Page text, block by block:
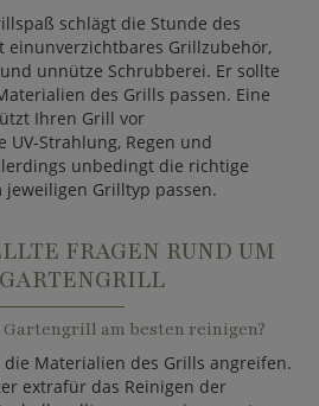
schlägt die Stunde des
einunverzichtbares Grillzubehör,
unnütze Schrubberei. Er sollte
des Grills passen. Eine
Ihren Grill vor
Strahlung, Regen und
unbedingt die richtige
Grilltyp passen.
FRAGEN RUND UM
Gartengrill am besten reinigen?
die Materialien des Grills angreifen.
extrafür das Reinigen der